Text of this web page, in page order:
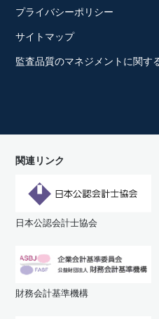
プライバシーポリシー
サイトマップ
監査品質のマネジメントに関す
関連リンク
日本公認会計士協会
財務会計基準機構